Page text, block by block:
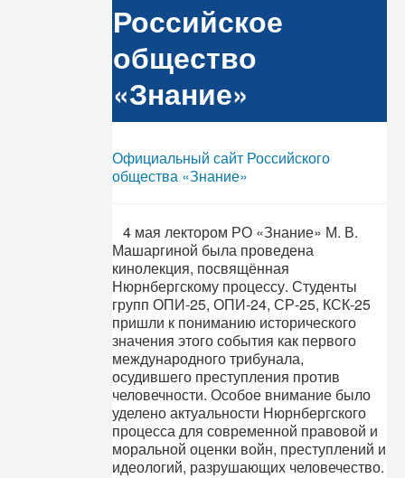
Российское
общество
«Знание»
Официальный сайт Российского
общества «Знание»
4 мая лектором РО «Знание» М. В.
Машаргиной была проведена
кинолекция, посвящённая
Нюрнбергскому процессу. Студенты
групп ОПИ-25, ОПИ-24, СР-25, КСК-25
пришли к пониманию исторического
значения этого события как первого
международного трибунала,
осудившего преступления против
человечности. Особое внимание было
уделено актуальности Нюрнбергского
процесса для современной правовой и
моральной оценки войн, преступлений и
идеологий, разрушающих человечество.